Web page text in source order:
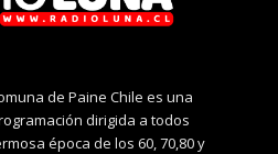
de Paine Chile es una
dirigida a todos
época de los 60, 70,80 y